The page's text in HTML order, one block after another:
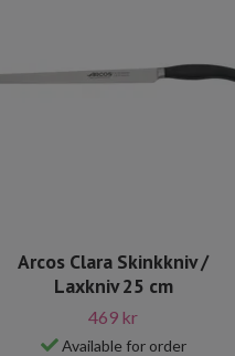
Arcos Clara Skinkkniv /
Laxkniv 25 cm
469 kr
Available for order